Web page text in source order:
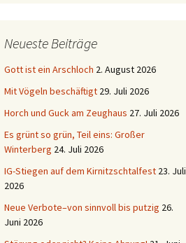
Neueste Beiträge
Gott ist ein Arschloch 2. August 2026
Mit Vögeln beschäftigt 29. Juli 2026
Horch und Guck am Zeughaus 27. Juli 2026
Es grünt so grün, Teil eins: Großer
Winterberg 24. Juli 2026
IG-Stiegen auf dem Kirnitzschtalfest 23. Juli
2026
Neue Verbote–von sinnvoll bis putzig 26.
Juni 2026